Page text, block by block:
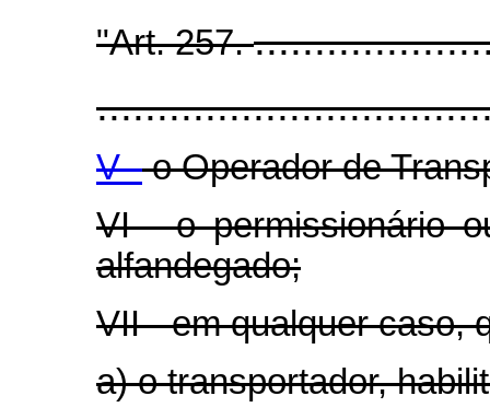
"Art. 257.
V -o Operador de
VI - o permissionário
alfandegado;
VII - em qualquer caso,
a) o transportador,